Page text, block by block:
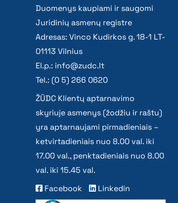
Duomenys kaupiami ir saugomi
Juridinių asmenų registre
Adresas: Vinco Kudirkos g. 18-1 LT-
01113 Vilnius
El.p.: info@zudc.lt
Tel.: (0 5) 266 0620
ŽŪDC Klientų aptarnavimo
skyriuje asmenys (žodžiu ir raštu)
yra aptarnaujami pirmadieniais –
ketvirtadieniais nuo 8.00 val. iki
17.00 val., penktadieniais nuo 8.00
val. iki 15.45 val.
Facebook
Linkedin